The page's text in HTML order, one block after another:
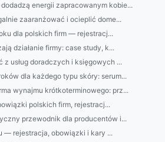
energii zapracowanym kobie...
zaaranżować i ocieplić dome...
dla polskich firm — rejestracj...
działanie firmy: case study, k...
z usług doradczych i księgowych ...
dla każdego typu skóry: serum...
wynajmu krótkoterminowego: prz...
polskich firm, rejestracj...
przewodnik dla producentów i...
— rejestracja, obowiązki i kary ...